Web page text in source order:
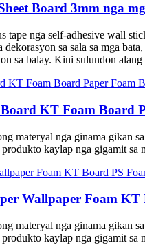
Board 3mm nga
tape nga self-adhesive wall
dekorasyon sa sala sa mga
sa balay. Kini sulundon
KT Foam Board
materyal nga ginama gikan
kaylap nga gigamit sa
Wallpaper Foam KT
materyal nga ginama gikan
kaylap nga gigamit sa